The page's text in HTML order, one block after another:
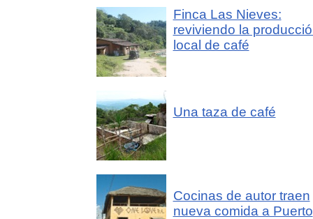
Finca Las Nieves:
reviviendo la
local de café
Una taza de café
Cocinas de autor traen
nueva comida a Puerto